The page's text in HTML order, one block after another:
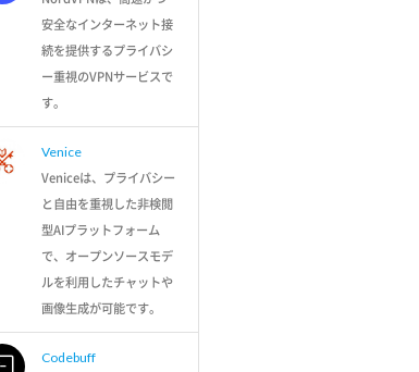
安全なインターネット接
続を提供するプライバシ
ー重視のVPNサービスで
す。
Venice
Veniceは、プライバシー
と自由を重視した非検閲
型AIプラットフォーム
で、オープンソースモデ
ルを利用したチャットや
画像生成が可能です。
Codebuff